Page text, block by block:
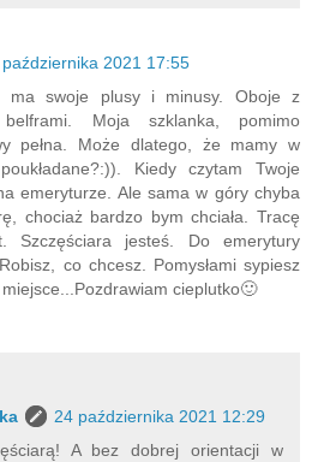
2021 17:55
ma swoje plusy i minusy. Oboje z
Moja szklanka, pomimo
pełna. Może dlatego, że mamy w
Kiedy czytam Twoje
emeryturze. Ale sama w góry chyba
chociaż bardzo bym chciała. Tracę
Szczęściara jesteś. Do emerytury
co chcesz. Pomysłami sypiesz
cieplutko🙂
24 października 2021 12:29
A bez dobrej orientacji w